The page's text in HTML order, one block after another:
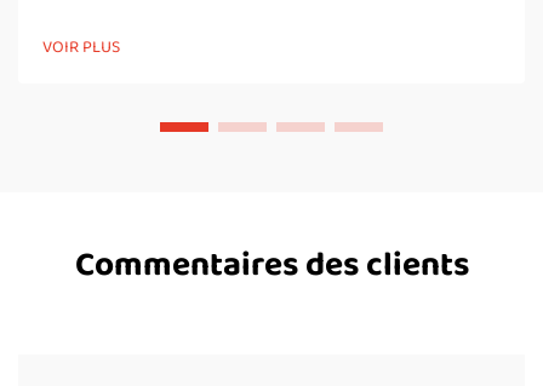
thermique, le dégagement sans adhérence et la régularité du
scellage. Les courroies en PTFE constituent en fait l’élément
VOIR PLUS
Commentaires des clients